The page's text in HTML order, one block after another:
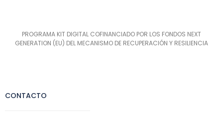
PROGRAMA KIT DIGITAL COFINANCIADO POR LOS FONDOS NEXT
GENERATION (EU) DEL MECANISMO DE RECUPERACIÓN Y RESILIENCIA
CONTACTO